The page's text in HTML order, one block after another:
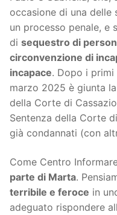
occasione di una delle
un processo penale, e
di sequestro di
circonvenzione di
incapace. Dopo i
marzo 2025 è giunta
della Corte di
Sentenza della Corte
già condannati (con
Come Centro
parte di Marta.
terribile e feroce in
adeguato rispondere